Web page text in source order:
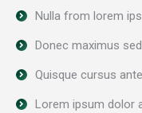
Nulla from lorem
Donec maximus
Quisque cursus
Lorem ipsum dolor